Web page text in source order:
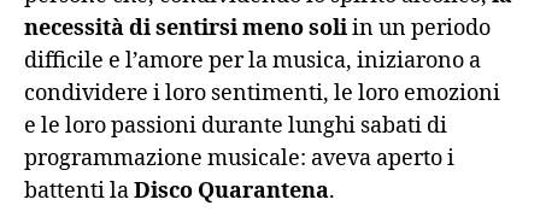
necessità di sentirsi meno soliin un periodo
difficile e l’amore per la musica, iniziarono a
condividere i loro sentimenti, le loro emozioni
e le loro passioni durante lunghi sabati di
programmazione musicale: aveva aperto i
battenti laDisco Quarantena.